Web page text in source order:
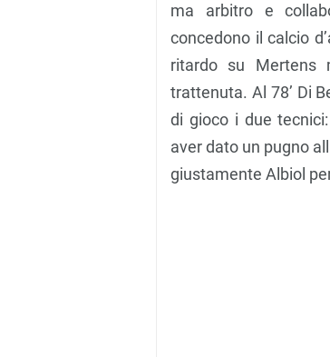
ma arbitro e
concedono il calcio
ritardo su Mertens
trattenuta. Al 78’ Di
di gioco i due
aver dato un pugno
giustamente Albiol